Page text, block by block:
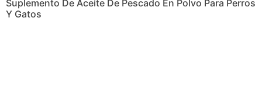
Suplemento De Aceite De Pescado En Polvo Para Perros
Y Gatos